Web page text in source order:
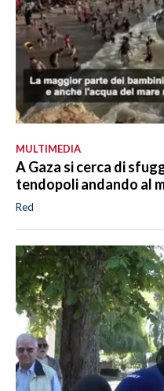
MULTIMEDIA
A Gaza si cerca di
tendopoli andando al
Red